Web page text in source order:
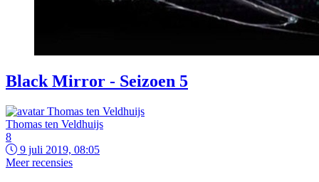
Black Mirror - Seizoen 5
Thomas ten Veldhuijs
8
9 juli 2019, 08:05
Meer recensies